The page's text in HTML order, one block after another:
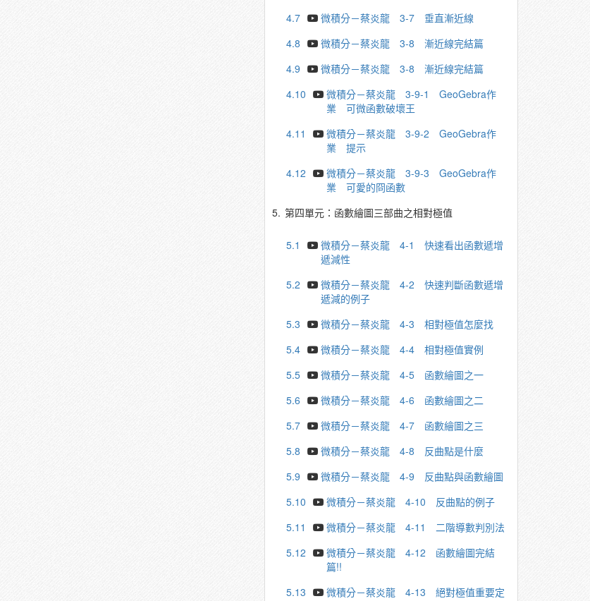
4.7
微積分－蔡炎龍 3-7 垂直漸近線
4.8
微積分－蔡炎龍 3-8 漸近線完結篇
4.9
微積分－蔡炎龍 3-8 漸近線完結篇
4.10
微積分－蔡炎龍 3-9-1 GeoGebra作
業 可微函數破壞王
4.11
微積分－蔡炎龍 3-9-2 GeoGebra作
業 提示
4.12
微積分－蔡炎龍 3-9-3 GeoGebra作
業 可愛的冏函數
5. 第四單元：函數繪圖三部曲之相對極值
5.1
微積分－蔡炎龍 4-1 快速看出函數遞增
遞減性
5.2
微積分－蔡炎龍 4-2 快速判斷函數遞增
遞減的例子
5.3
微積分－蔡炎龍 4-3 相對極值怎麼找
5.4
微積分－蔡炎龍 4-4 相對極值實例
5.5
微積分－蔡炎龍 4-5 函數繪圖之一
5.6
微積分－蔡炎龍 4-6 函數繪圖之二
5.7
微積分－蔡炎龍 4-7 函數繪圖之三
5.8
微積分－蔡炎龍 4-8 反曲點是什麼
5.9
微積分－蔡炎龍 4-9 反曲點與函數繪圖
5.10
微積分－蔡炎龍 4-10 反曲點的例子
5.11
微積分－蔡炎龍 4-11 二階導數判別法
5.12
微積分－蔡炎龍 4-12 函數繪圖完結
篇!!
5.13
微積分－蔡炎龍 4-13 絕對極值重要定